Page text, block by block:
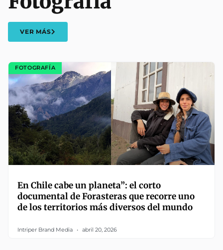
VER MÁS
FOTOGRAFÍA
En Chile cabe un planeta”: el corto
documental de Forasteras que recorre uno
de los territorios más diversos del mundo
Intriper Brand Media abril 20, 2026